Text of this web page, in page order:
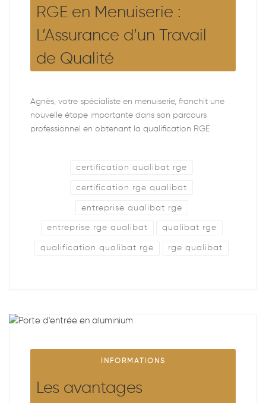
RGE en Menuiserie :
L’Assurance d’un Travail
de Qualité
Agnès, votre spécialiste en menuiserie, franchit une
nouvelle étape importante dans son parcours
professionnel en obtenant la qualification RGE
certification qualibat rge
certification rge qualibat
entreprise qualibat rge
entreprise rge qualibat qualibat rge
qualification qualibat rge rge qualibat
INFORMATIONS
Les avantages